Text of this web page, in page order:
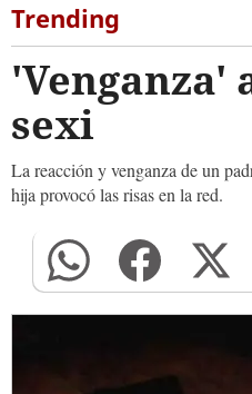
Trending
'Venganza'
sexi
La reacción y venganza de un
hija provocó las risas en la red.